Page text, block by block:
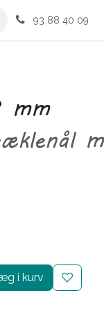
93 88 40 09
mm
i kurv